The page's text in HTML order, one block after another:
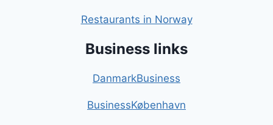
Restaurants in Norway
Business links
DanmarkBusiness
BusinessKøbenhavn